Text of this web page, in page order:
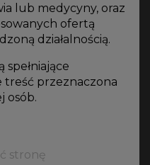
lub medycyny, oraz
ofertą
działalnością.
spełniające
treść przeznaczona
osób.
stronę